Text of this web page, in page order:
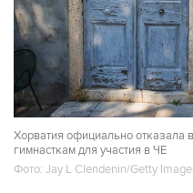
Хорватия официально отказала
гимнасткам для участия в ЧЕ
Фото: Jay L Clendenin/Getty